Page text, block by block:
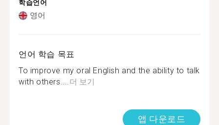
학습언어
영어
언어 학습 목표
To improve my oral English and the ability to talk
with others....더 보기
앱 다운로드